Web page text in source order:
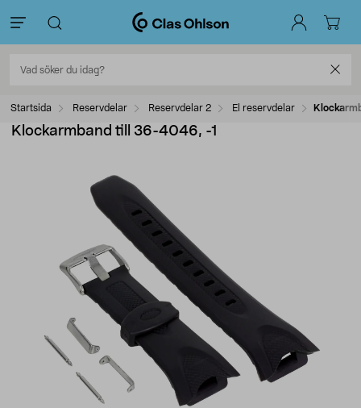
Startsida Reservdelar Reservdelar 2 El reservdelar
Klockarmband till 36-4046, -1